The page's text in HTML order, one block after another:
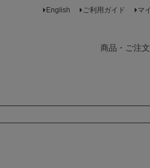
English ご利用ガイド マ
商品・ご注